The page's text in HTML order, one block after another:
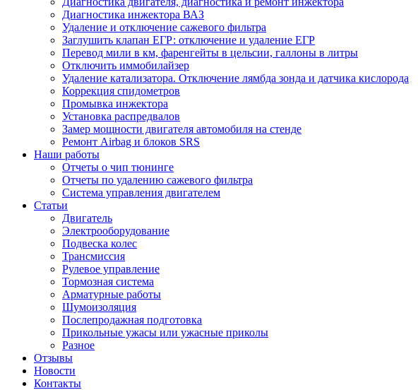
Диагностика инжектора ВАЗ
Удаление и отключение сажевого фильтра
Заглушить клапан ЕГР: отключение и удаление ЕГР
Перевод мили в км, фаренгейты в цельсии, галлоны в литры
Отключить иммобилайзер
Удаление катализатора. Отключение лямбда зонда и датчика кислорода
Коррекция спидометров
Промывка инжектора
Установка распредвалов
Замер мощности двигателя автомобиля на стенде
Ремонт Airbag и блоков SRS
Наши работы
Отчеты о чип тюнинге
Отчеты по удалению сажевого фильтра
Система управления двигателем
Статьи
Двигатель
Электрооборудование
Подвеска колес
Трансмиссия
Рулевое управление
Тормозная система
Арматурные работы
Шумоизоляция
Послепродажная подготовка
Прикольные ужасы или ужасные приколы
Разное
Отзывы
Новости
Контакты